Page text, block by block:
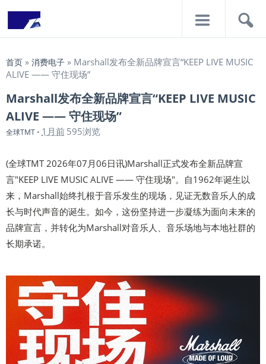
首页 » 消费电子 » Marshall发布全新品牌宣言“KEEP LIVE MUSIC
ALIVE —— 守住现场”
Marshall发布全新品牌宣言“KEEP LIVE MUSIC
ALIVE —— 守住现场”
全球TMT • 1月前 595浏览
(全球TMT 2026年07月06日讯)Marshall正式发布全新品牌宣
言"KEEP LIVE MUSIC ALIVE —— 守住现场"。自1962年诞生以
来，Marshall始终扎根于音乐发生的现场，见证无数音乐人的成
长与时代声音的诞生。如今，这份坚持进一步凝练为面向未来的
品牌宣言，并转化为Marshall对音乐人、音乐场地与本地社群的
长期承诺。